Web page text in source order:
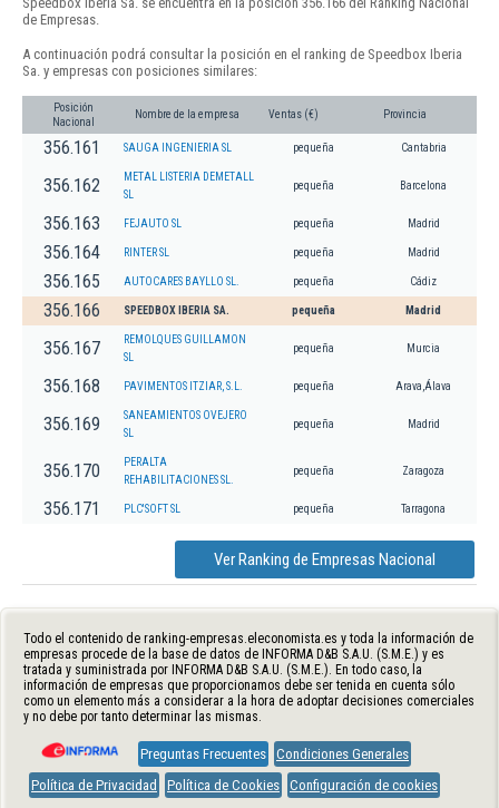
de Empresas.
A continuación podrá consultar la posición en el ranking de Speedbox Iberia
Sa. y empresas con posiciones similares:
Posición
Nacional
Nombre de la empresa Ventas (€) Provincia
356.161 SAUGA INGENIERIA SL pequeña Cantabria
356.162
METAL LISTERIA DEMETALL
SL
pequeña Barcelona
356.163 FEJAUTO SL pequeña Madrid
356.164 RINTER SL pequeña Madrid
356.165 AUTOCARES BAYLLO SL. pequeña Cádiz
356.166 SPEEDBOX IBERIA SA. pequeña Madrid
356.167
REMOLQUES GUILLAMON
SL
pequeña Murcia
356.168 PAVIMENTOS ITZIAR, S.L. pequeña Arava,Álava
356.169
SANEAMIENTOS OVEJERO
SL
pequeña Madrid
356.170
PERALTA
REHABILITACIONES SL.
pequeña Zaragoza
356.171 PLC'SOFT SL pequeña Tarragona
Ver Ranking de Empresas Nacional
Todo el contenido de ranking-empresas.eleconomista.es y toda la información de
empresas procede de la base de datos de INFORMA D&B S.A.U. (S.M.E.) y es
tratada y suministrada por INFORMA D&B S.A.U. (S.M.E.). En todo caso, la
información de empresas que proporcionamos debe ser tenida en cuenta sólo
como un elemento más a considerar a la hora de adoptar decisiones comerciales
y no debe por tanto determinar las mismas.
Preguntas Frecuentes Condiciones Generales
Política de Privacidad
Política de Cookies Configuración de cookies